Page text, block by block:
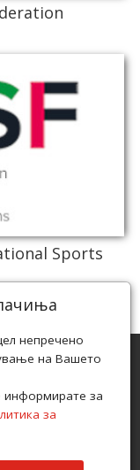
Sports
ЗА МЛАДИ И
непречено
на Вашето
информирате за
за